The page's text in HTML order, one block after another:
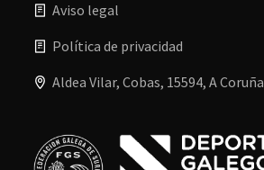
Aviso legal
Política de privacidad
Aldea Vilar, Cobas, 15594, A Coruña